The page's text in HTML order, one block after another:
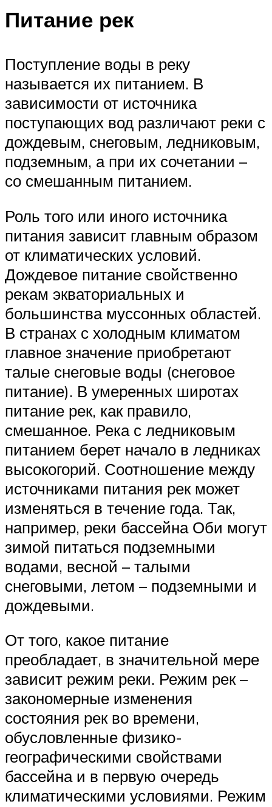
Питание рек
Поступление воды в реку
называется их питанием. В
зависимости от источника
поступающих вод различают реки с
дождевым, снеговым, ледниковым,
подземным, а при их сочетании –
со смешанным питанием.
Роль того или иного источника
питания зависит главным образом
от климатических условий.
Дождевое питание свойственно
рекам экваториальных и
большинства муссонных областей.
В странах с холодным климатом
главное значение приобретают
талые снеговые воды (снеговое
питание). В умеренных широтах
питание рек, как правило,
смешанное. Река с ледниковым
питанием берет начало в ледниках
высокогорий. Соотношение между
источниками питания рек может
изменяться в течение года. Так,
например, реки бассейна Оби могут
зимой питаться подземными
водами, весной – талыми
снеговыми, летом – подземными и
дождевыми.
От того, какое питание
преобладает, в значительной мере
зависит режим реки. Режим рек –
закономерные изменения
состояния рек во времени,
обусловленные физико-
географическими свойствами
бассейна и в первую очередь
климатическими условиями. Режим